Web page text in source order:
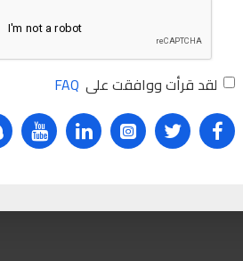
لقد قرأت ووافقت على FAQ